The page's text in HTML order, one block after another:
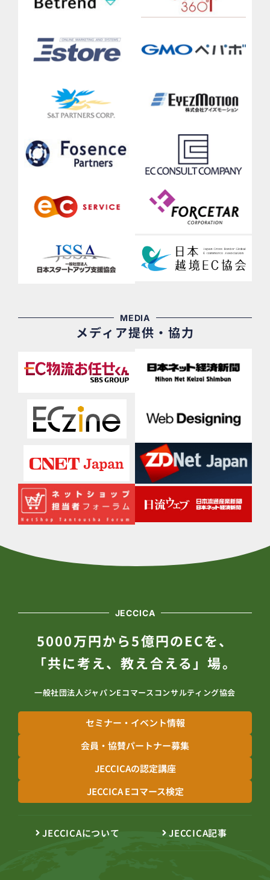
MEDIA
メディア提供・協力
JECCICA
5000万円から5億円のECを、
「共に考え、教え合える」場。
一般社団法人ジャパンEコマースコンサルティング協会
セミナー・イベント情報
会員・協賛パートナー募集
JECCICAの認定講座
JECCICA Eコマース検定
JECCICAについて JECCICA記事